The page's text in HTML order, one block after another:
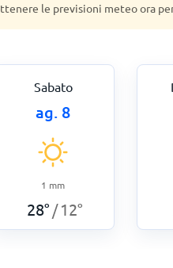
le previsioni meteo ora
Sabato
ag. 8
1 mm
28° / 12°